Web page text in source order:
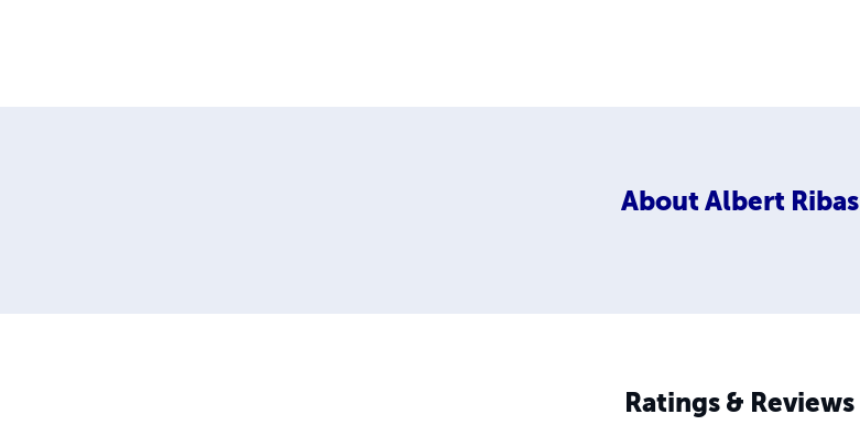
About Albert Ribas
Ratings & Reviews